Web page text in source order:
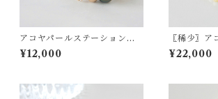
アコヤパールステーションブ
レスレット（ブラック）14kgf
【1293】
¥12,000
〖稀少〗
（ライトイ
ット 【1746
¥22,000